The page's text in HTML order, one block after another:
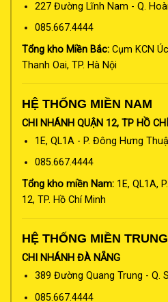
227 Đường Lĩnh Nam - Q.
085.667.4444
Tổng kho Miền Bắc: Cụm KCN
Thanh Oai, TP. Hà Nội
HỆ THỐNG MIỀN NAM
CHI NHÁNH QUẬN 12, TP HỒ
1E, QL1A - P. Đông Hưng
085.667.4444
Tổng kho miền Nam: 1E, QL1A,
12, TP. Hồ Chí Minh
HỆ THỐNG MIỀN TRUNG
CHI NHÁNH ĐÀ NẴNG
389 Đường Quang Trung - Q.
085.667.4444